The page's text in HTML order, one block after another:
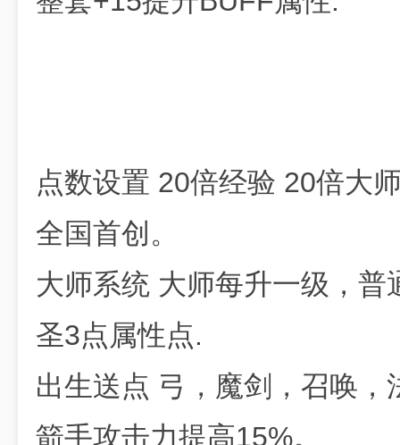
点数设置 20倍经验 20倍大
全国首创。
大师系统 大师每升一级，
圣3点属性点.
出生送点 弓，魔剑，召唤
箭手攻击力提高15%。